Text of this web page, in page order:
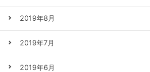
2019年8月
2019年7月
2019年6月